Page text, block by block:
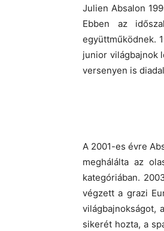
Julien Absalon
Ebben az
együttműködnek.
junior világbajnok
versenyen is
A 2001-es évre
meghálálta az
kategóriában.
végzett a grazi
világbajnokságot,
sikerét hozta, a